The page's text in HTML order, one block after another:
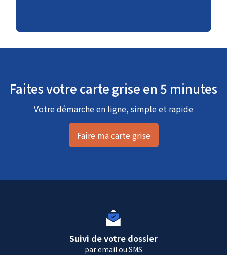
Faites votre carte grise en 5 minutes
Votre démarche en ligne, simple et rapide
Faire ma carte grise
Suivi de votre dossier
par email ou SMS